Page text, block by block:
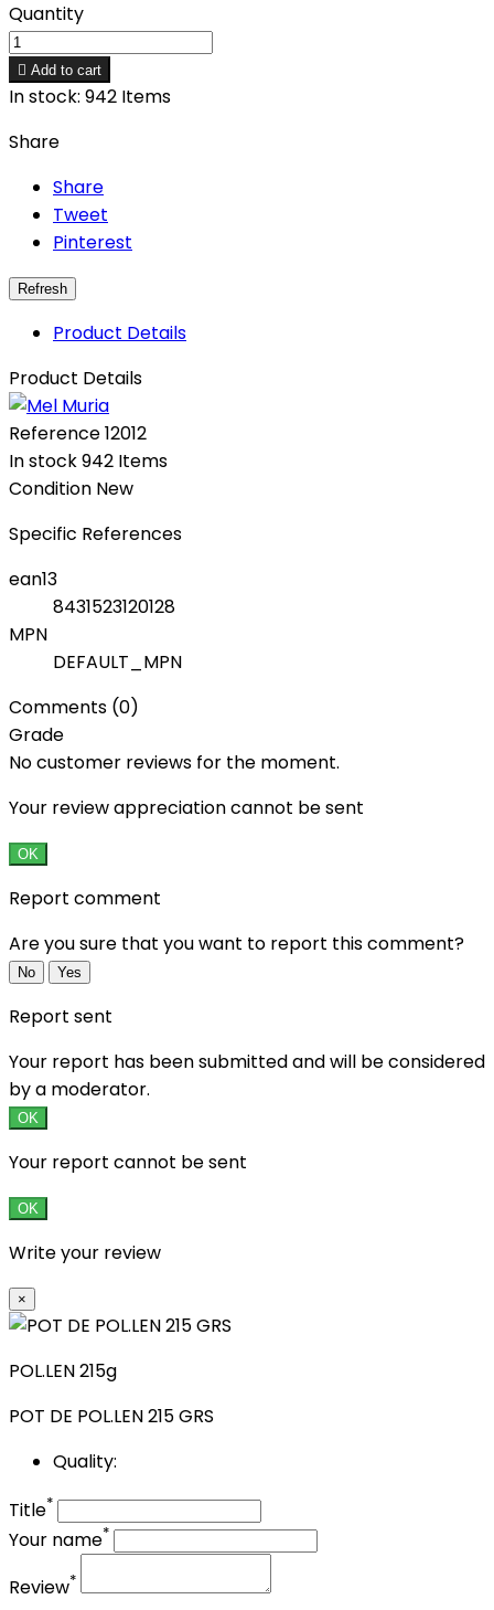
Quantity
 Add to cart
In stock: 942 Items
Share
Share
Tweet
Pinterest
Product Details
Product Details
Reference12012
In stock942 Items
Condition New
Specific References
ean13
8431523120128
MPN
DEFAULT_MPN
Comments (0)
Grade
No customer reviews for the moment.
Your review appreciation cannot be sent
OK
Report comment
Are you sure that you want to report this comment?
No Yes
Report sent
Your report has been submitted and will be considered
by a moderator.
OK
Your report cannot be sent
OK
Write your review
×
POL.LEN 215g
POT DE POL.LEN 215 GRS
Quality:
Title*
Your name*
Review*